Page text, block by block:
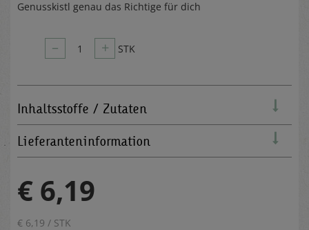
Genusskistl genau das Richtige für dich
– 1 + STK
Inhaltsstoffe / Zutaten
Lieferanteninformation
€ 6,19
€ 6,19 / STK